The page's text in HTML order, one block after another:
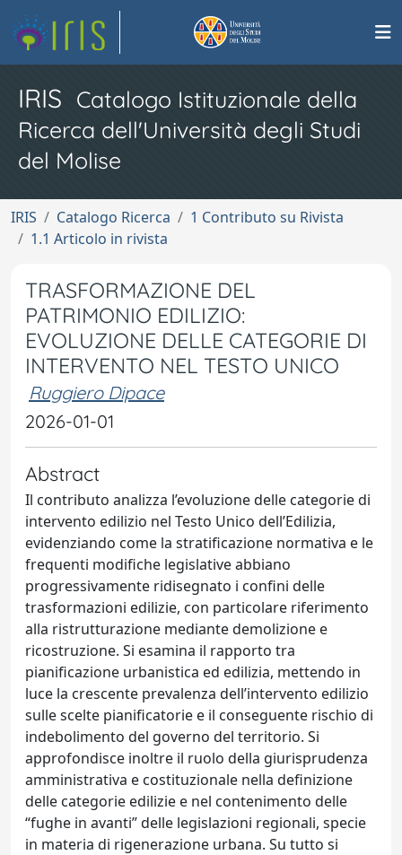
IRIS Catalogo Istituzionale della
Ricerca dell'Università degli Studi
del Molise
IRIS Catalogo Ricerca
1 Contributo su Rivista
1.1 Articolo in rivista
TRASFORMAZIONE DEL
PATRIMONIO EDILIZIO:
EVOLUZIONE DELLE CATEGORIE DI
INTERVENTO NEL TESTO UNICO
Ruggiero Dipace
2026-01-01
Abstract
Il contributo analizza l’evoluzione delle categorie di
intervento edilizio nel Testo Unico dell’Edilizia,
evidenziando come la stratificazione normativa e le
frequenti modifiche legislative abbiano
progressivamente ridisegnato i confini delle
trasformazioni edilizie, con particolare riferimento
alla ristrutturazione mediante demolizione e
ricostruzione. Si esamina il rapporto tra
pianificazione urbanistica ed edilizia, mettendo in
luce la crescente prevalenza dell’intervento edilizio
sulle scelte pianificatorie e il conseguente rischio di
indebolimento del governo del territorio. Si
approfondisce inoltre il ruolo della giurisprudenza
amministrativa e costituzionale nella definizione
delle categorie edilizie e nel contenimento delle
“fughe in avanti” delle legislazioni regionali, specie
in materia di rigenerazione urbana. Su tutto si